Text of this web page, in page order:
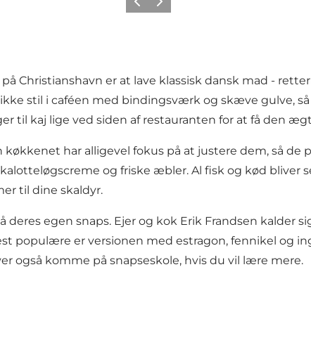
ForrigeNæste
Christianshavn er at lave klassisk dansk mad -
stil i caféen med bindingsværk og skæve gulve,
til kaj lige ved siden af restauranten for at få den
har alligevel fokus på at justere dem, så de
og friske æbler. Al fisk og kød
til dine skaldyr.
egen snaps. Ejer og kok Erik Frandsen kalder
populære er versionen med estragon, fennikel og
også komme på snapseskole, hvis du vil lære mere.